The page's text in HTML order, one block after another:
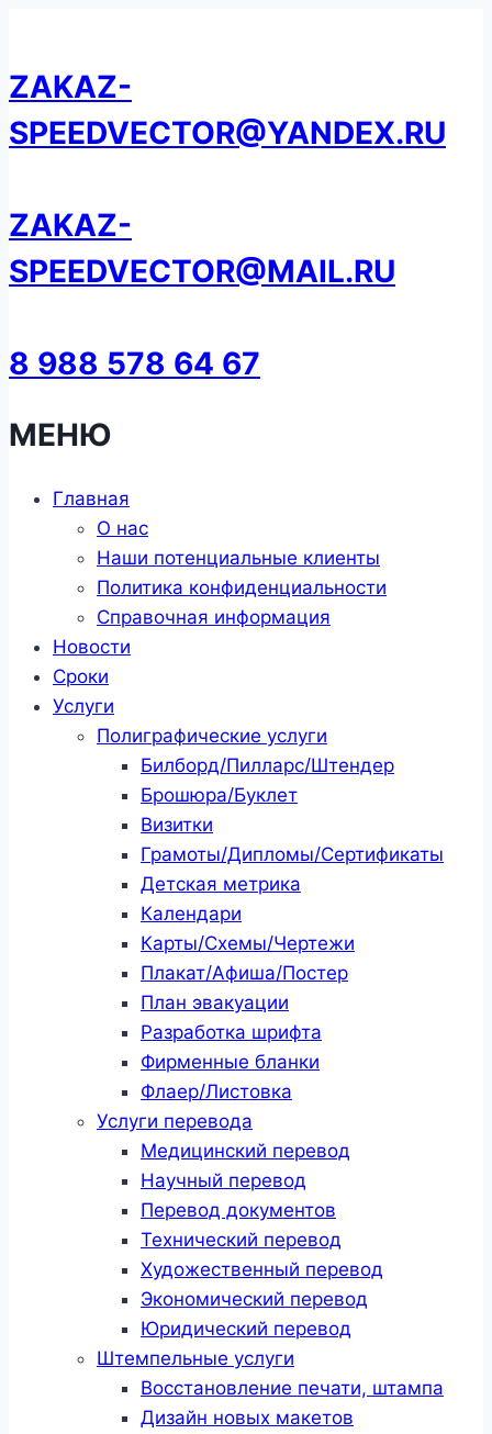
содержанию
ZAKAZ-
SPEEDVECTOR@YANDEX.RU
ZAKAZ-
SPEEDVECTOR@MAIL.RU
8 988 578 64 67
МЕНЮ
Главная
О нас
Наши потенциальные клиенты
Политика конфиденциальности
Справочная информация
Новости
Сроки
Услуги
Полиграфические услуги
Билборд/Пилларс/Штендер
Брошюра/Буклет
Визитки
Грамоты/Дипломы/Сертификаты
Детская метрика
Календари
Карты/Схемы/Чертежи
Плакат/Афиша/Постер
План эвакуации
Разработка шрифта
Фирменные бланки
Флаер/Листовка
Услуги перевода
Медицинский перевод
Научный перевод
Перевод документов
Технический перевод
Художественный перевод
Экономический перевод
Юридический перевод
Штемпельные услуги
Восстановление печати, штампа
Дизайн новых макетов